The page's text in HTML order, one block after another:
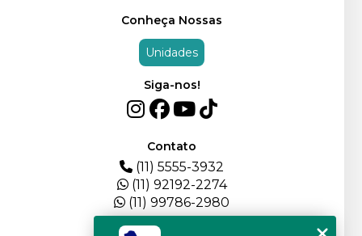
Conheça Nossas
Unidades
Siga-nos!
Contato
(11) 5555-3932
(11) 92192-2274
(11) 99786-2980